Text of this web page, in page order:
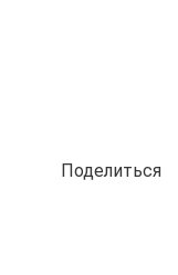
Поделиться